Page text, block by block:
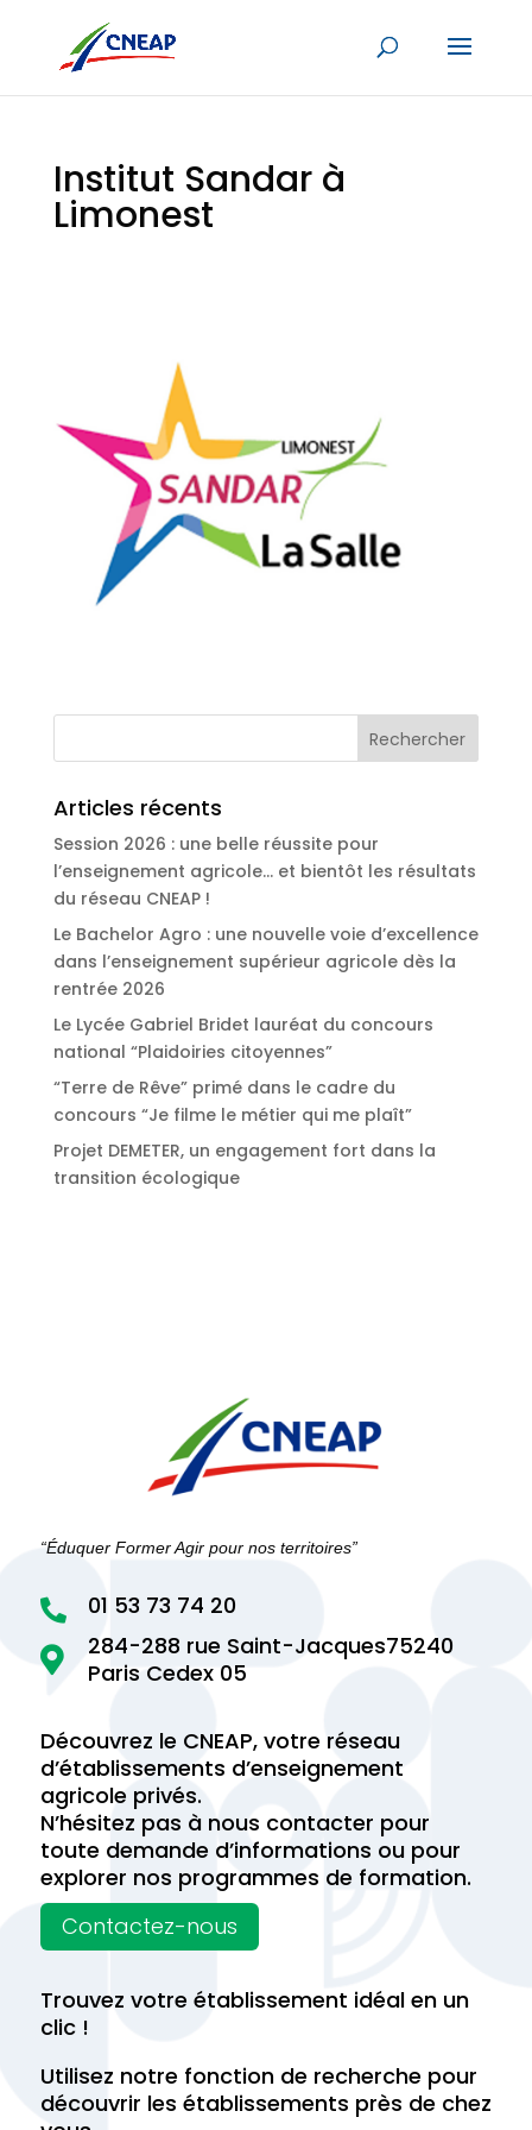
Institut Sandar à
Limonest
Articles récents
Session 2026 : une belle réussite pour
l’enseignement agricole… et bientôt les résultats
du réseau CNEAP !
Le Bachelor Agro : une nouvelle voie d’excellence
dans l’enseignement supérieur agricole dès la
rentrée 2026
Le Lycée Gabriel Bridet lauréat du concours
national “Plaidoiries citoyennes”
“Terre de Rêve” primé dans le cadre du
concours “Je filme le métier qui me plaît”
Projet DEMETER, un engagement fort dans la
transition écologique
“Éduquer Former Agir pour nos territoires”


284-288 rue Saint-Jacques75240
Paris Cedex 05
01 53 73 74 20
Découvrez le CNEAP, votre réseau
d’établissements d’enseignement
agricole privés.
N’hésitez pas à nous contacter pour
toute demande d’informations ou pour
explorer nos programmes de formation.
Contactez-nous
Trouvez votre établissement idéal en un
clic !
Utilisez notre fonction de recherche pour
découvrir les établissements près de chez